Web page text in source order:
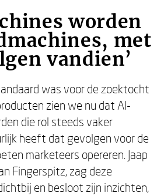
worden
met
vandien’
was voor de zoektocht
zien we nu dat AI-
die rol steeds vaker
heeft dat gevolgen voor de
marketeers opereren. Jaap
Fingerspitz, zag deze
en besloot zijn inzichten,